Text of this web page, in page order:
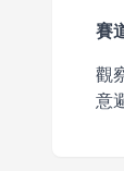
賽
觀
意